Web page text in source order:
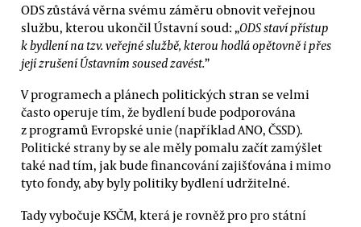
ODS zůstává věrna svému záměru obnovit veřejnou
službu, kterou ukončil Ústavní soud: „ODS staví přístup
k bydlení na tzv. veřejné službě, kterou hodlá opětovně i přes
její zrušení Ústavním soused zavést.”
V programech a plánech politických stran se velmi
často operuje tím, že bydlení bude podporována
z programů Evropské unie (například ANO, ČSSD).
Politické strany by se ale měly pomalu začít zamýšlet
také nad tím, jak bude financování zajišťována i mimo
tyto fondy, aby byly politiky bydlení udržitelné.
Tady vybočuje KSČM, která je rovněž pro pro státní